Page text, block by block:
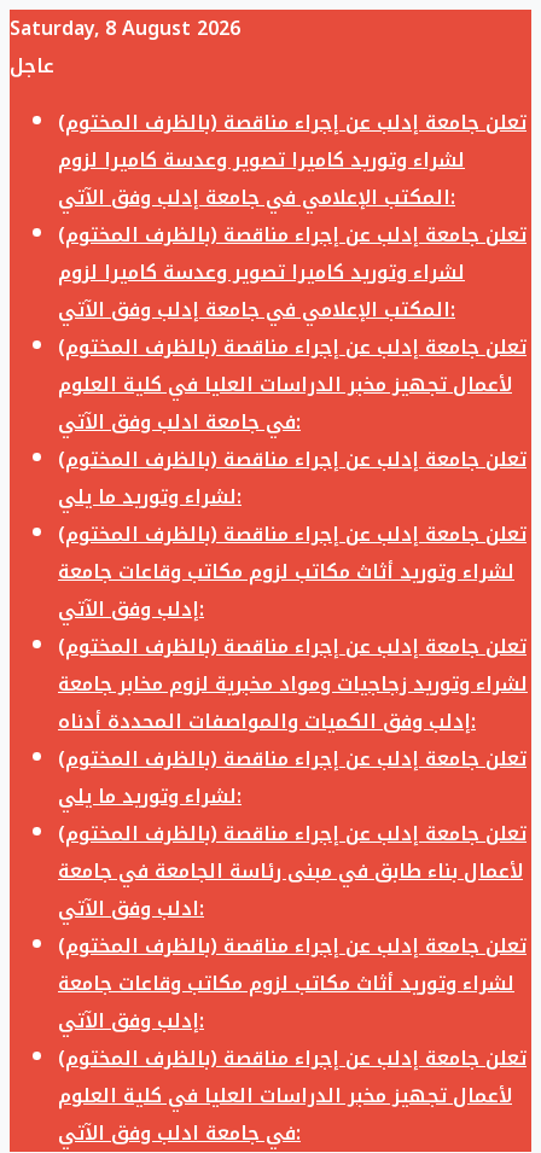
Saturday, 8 August 2026
عاجل
تعلن جامعة إدلب عن إجراء مناقصة (بالظرف المختوم)
لشراء وتوريد كاميرا تصوير وعدسة كاميرا لزوم
المكتب الإعلامي في جامعة إدلب وفق الآتي:
تعلن جامعة إدلب عن إجراء مناقصة (بالظرف المختوم)
لشراء وتوريد كاميرا تصوير وعدسة كاميرا لزوم
المكتب الإعلامي في جامعة إدلب وفق الآتي:
تعلن جامعة إدلب عن إجراء مناقصة (بالظرف المختوم)
لأعمال تجهيز مخبر الدراسات العليا في كلية العلوم
في جامعة ادلب وفق الآتي:
تعلن جامعة إدلب عن إجراء مناقصة (بالظرف المختوم)
لشراء وتوريد ما يلي:
تعلن جامعة إدلب عن إجراء مناقصة (بالظرف المختوم)
لشراء وتوريد أثاث مكاتب لزوم مكاتب وقاعات جامعة
إدلب وفق الآتي:
تعلن جامعة إدلب عن إجراء مناقصة (بالظرف المختوم)
لشراء وتوريد زجاجيات ومواد مخبرية لزوم مخابر جامعة
إدلب وفق الكميات والمواصفات المحددة أدناه:
تعلن جامعة إدلب عن إجراء مناقصة (بالظرف المختوم)
لشراء وتوريد ما يلي:
تعلن جامعة إدلب عن إجراء مناقصة (بالظرف المختوم)
لأعمال بناء طابق في مبنى رئاسة الجامعة في جامعة
ادلب وفق الآتي:
تعلن جامعة إدلب عن إجراء مناقصة (بالظرف المختوم)
لشراء وتوريد أثاث مكاتب لزوم مكاتب وقاعات جامعة
إدلب وفق الآتي:
تعلن جامعة إدلب عن إجراء مناقصة (بالظرف المختوم)
لأعمال تجهيز مخبر الدراسات العليا في كلية العلوم
في جامعة ادلب وفق الآتي: